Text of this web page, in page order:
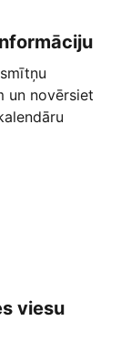
un novērsiet
viesu